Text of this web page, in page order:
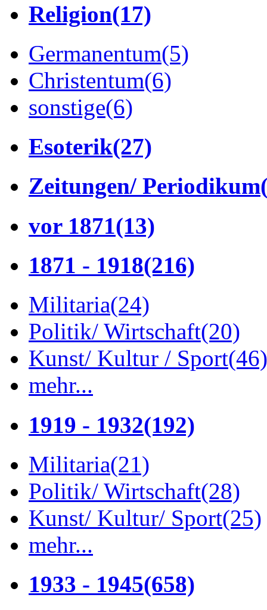
Religion(17)
Germanentum(5)
Christentum(6)
sonstige(6)
Esoterik(27)
Zeitungen/ Periodikum
vor 1871(13)
1871 - 1918(216)
Militaria(24)
Politik/ Wirtschaft(20)
Kunst/ Kultur / Sport(46)
mehr...
1919 - 1932(192)
Militaria(21)
Politik/ Wirtschaft(28)
Kunst/ Kultur/ Sport(25)
mehr...
1933 - 1945(658)